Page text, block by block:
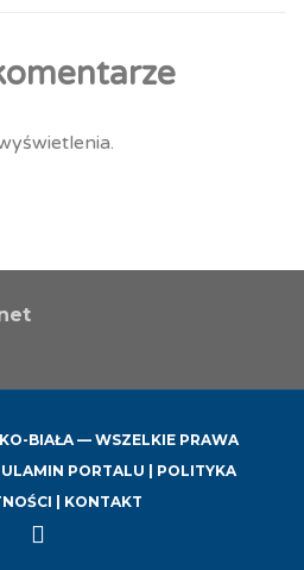
BIAŁA — WSZELKIE PRAWA
PORTALU | POLITYKA
| KONTAKT